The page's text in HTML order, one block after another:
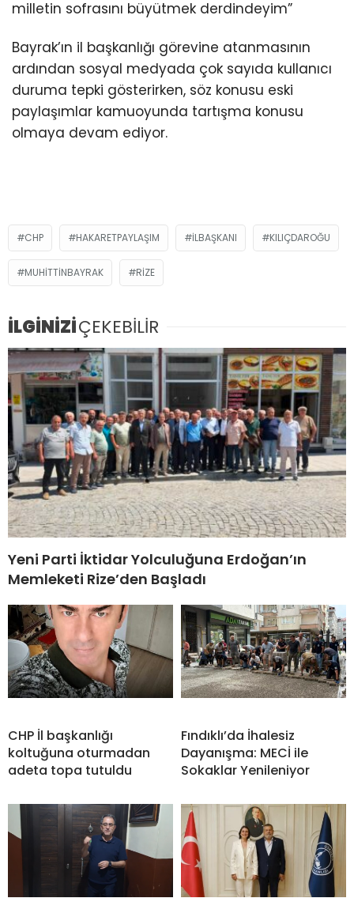
milletin sofrasını büyütmek derdindeyim”
Bayrak’ın il başkanlığı görevine atanmasının
ardından sosyal medyada çok sayıda kullanıcı
duruma tepki gösterirken, söz konusu eski
paylaşımlar kamuoyunda tartışma konusu
olmaya devam ediyor.
CHP HAKARETPAYLAŞIM ILBAŞKANI KILIÇDAROĞU
MUHITTINBAYRAK RIZE
İLGİNİZİÇEKEBİLİR
Yeni Parti İktidar Yolculuğuna Erdoğan’ın
Memleketi Rize’den Başladı
CHP İl başkanlığı
koltuğuna oturmadan
adeta topa tutuldu
Fındıklı’da İhalesiz
Dayanışma: MECİ ile
Sokaklar Yenileniyor